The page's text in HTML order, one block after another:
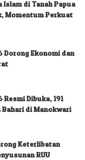
di Tanah Papua
Momentum Perkuat
Dorong Ekonomi dan
Dibuka, 191
Bahari di Manokwari
Keterlibatan
RUU